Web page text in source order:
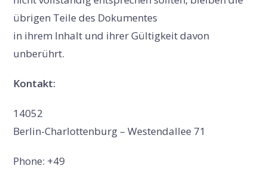
übrigen Teile des Dokumentes
in ihrem Inhalt und ihrer Gültigkeit davon
unberührt.
Kontakt:
14052
Berlin-Charlottenburg – Westendallee 71
Phone: +49